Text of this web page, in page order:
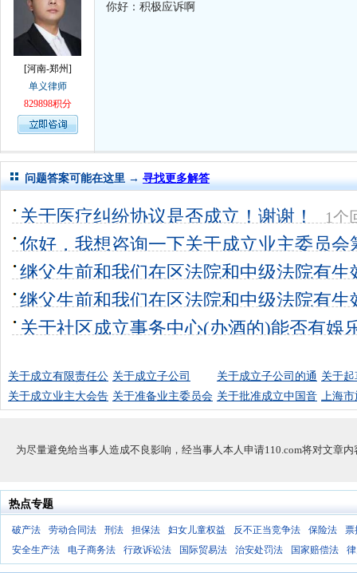
[河南-郑州]
单义律师
829898积分
你好：积极应诉啊
问题答案可能在这里 → 寻找更多解答
关于医疗纠纷协议是否成立！谢谢！ 1个
你好，我想咨询一下关于成立业主委员会
程，和律 2个回答 0
继父生前和我们在区法院和中级法院有
女关系成立 1个回答 0
继父生前和我们在区法院和中级法院有
女关系成立 1个回答 0
关于社区成立事务中心(办酒的)能否有娛
关于成立有限责任公 关于成立子公司 关于成立子公司的通 关于
关于成立业主大会告 关于准备业主委员会 关于批准成立中国音 上海
为尽量避免给当事人造成不良影响，经当事人本人申请110.com将对文章
热点专题
破产法 劳动合同法 刑法 担保法 妇女儿童权益 反不正当竞争法 保险法
票
安全生产法
电子商务法 行政诉讼法 国际贸易法 治安处罚法 国家赔偿法